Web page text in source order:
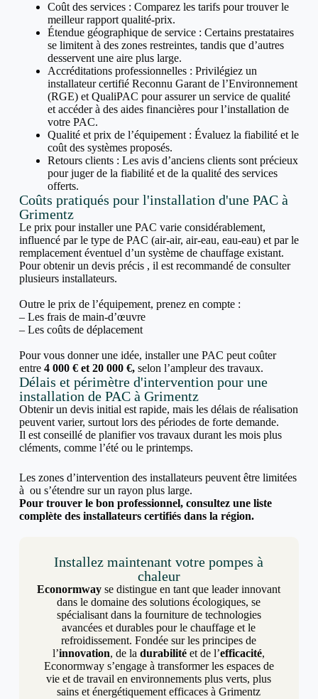
Coût des services : Comparez les tarifs pour trouver le
meilleur rapport qualité-prix.
Étendue géographique de service : Certains prestataires
se limitent à des zones restreintes, tandis que d’autres
desservent une aire plus large.
Accréditations professionnelles : Privilégiez un
installateur certifié Reconnu Garant de l’Environnement
(RGE) et QualiPAC pour assurer un service de qualité
et accéder à des aides financières pour l’installation de
votre PAC.
Qualité et prix de l’équipement : Évaluez la fiabilité et le
coût des systèmes proposés.
Retours clients : Les avis d’anciens clients sont précieux
pour juger de la fiabilité et de la qualité des services
offerts.
Coûts pratiqués pour l'installation d'une PAC à
Grimentz
Le prix pour installer une PAC varie considérablement,
influencé par le type de PAC (air-air, air-eau, eau-eau) et par le
remplacement éventuel d’un système de chauffage existant.
Pour obtenir un devis précis , il est recommandé de consulter
plusieurs installateurs.
Outre le prix de l’équipement, prenez en compte :
– Les frais de main-d’œuvre
– Les coûts de déplacement
Pour vous donner une idée, installer une PAC peut coûter
entre 4 000 € et 20 000 €,selon l’ampleur des travaux.
Délais et périmètre d'intervention pour une
installation de PAC à Grimentz
Obtenir un devis initial est rapide, mais les délais de réalisation
peuvent varier, surtout lors des périodes de forte demande.
Il est conseillé de planifier vos travaux durant les mois plus
cléments, comme l’été ou le printemps.
Les zones d’intervention des installateurs peuvent être limitées
à ou s’étendre sur un rayon plus large.
Pour trouver le bon professionnel, consultez une liste
complète des installateurs certifiés dans la région.
Installez maintenant votre pompes à
chaleur
Econormway se distingue en tant que leader innovant
dans le domaine des solutions écologiques, se
spécialisant dans la fourniture de technologies
avancées et durables pour le chauffage et le
refroidissement. Fondée sur les principes de
l’innovation, de ladurabilité et de l’efficacité,
Econormway s’engage à transformer les espaces de
vie et de travail en environnements plus verts, plus
sains et énergétiquement efficaces à Grimentz